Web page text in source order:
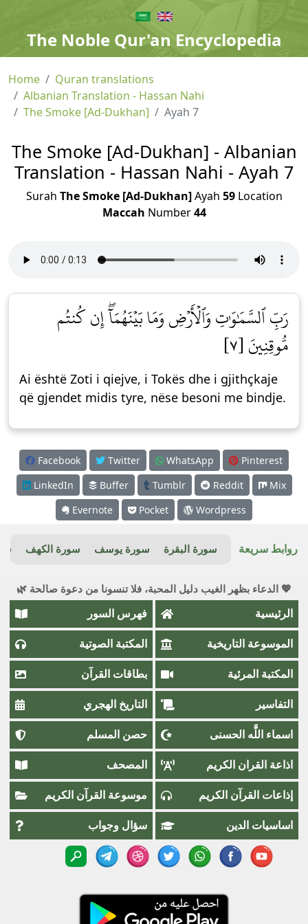
The Noble Qur'an Encyclopedia
Home
Quran translations
Albanian Translation - Hassan Nahi
The Smoke [Ad-Dukhan]
Ayah 7
The Smoke [Ad-Dukhan] - Albanian
Translation - Hassan Nahi - Ayah 7
Surah The Smoke [Ad-Dukhan]Ayah 59Location
Maccah Number44
رَبِّ ٱلسَّمَٰوَٰتِ وَٱلۡأَرۡضِ وَمَا بَيۡنَهُمَآۖ إِن كُنتُم
مُّوقِنِينَ [٧]
Ai është Zoti i qiejve, i Tokës dhe i gjithçkaje
që gjendet midis tyre, nëse besoni me bindje.
Facebook Twitter WhatsApp
Pinterest
LinkedIn
Buffer Tumblr Reddit
Mix
Evernote
Pocket Wordpress
روابط سريعة سورة البقرة سورة يوسف سورة الكهف
💖 الدعاء بظهر الغيب دليل المحبة، فلا تنسونا من دعوة صالحة 🌿
الرئيسية فهرس السور
الموسوعة التاريخية المكتبة الصوتية
المكتبة المرئية بطاقات القرآن
التفاسير التاريخ الهجري
اسماء اللَّٰه الحسنى حصن المسلم
اذاعة القران الكريم المصحف
إذاعات القرآن الكريم موسوعة القرآن الكريم
اساسيات الدين سؤال وجواب